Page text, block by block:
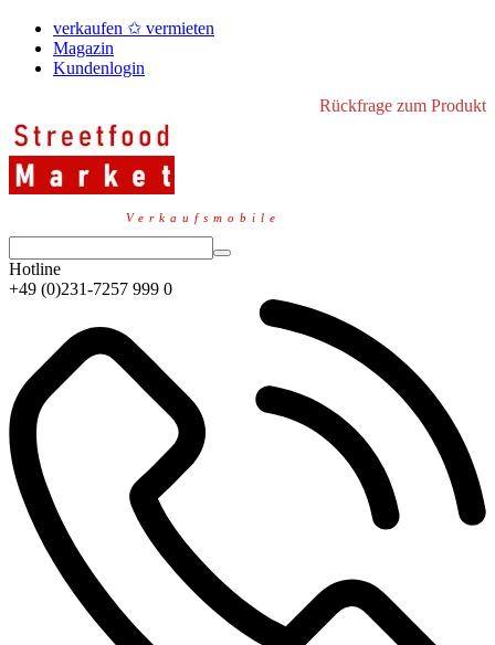
verkaufen ✩ vermieten
Magazin
Kundenlogin
Rückfrage zum Produkt
Verkaufsmobile
Hotline
+49 (0)231-7257 999 0